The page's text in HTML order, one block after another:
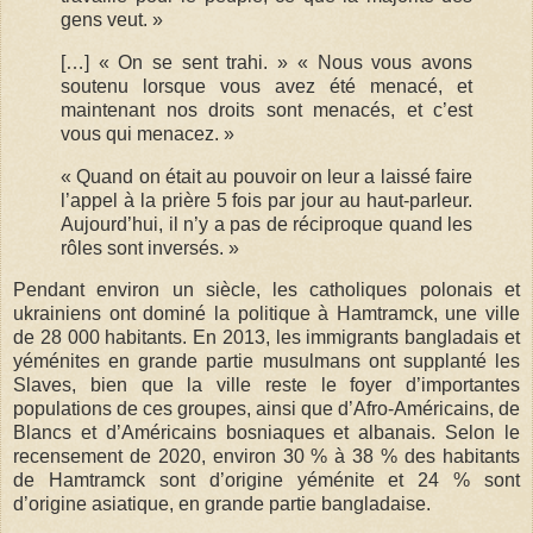
gens veut. »
[…] « On se sent trahi. » « Nous vous avons
soutenu lorsque vous avez été menacé, et
maintenant nos droits sont menacés, et c’est
vous qui menacez. »
« Quand on était au pouvoir on leur a laissé faire
l’appel à la prière 5 fois par jour au haut-parleur.
Aujourd’hui, il n’y a pas de réciproque quand les
rôles sont inversés. »
Pendant environ un siècle, les catholiques polonais et
ukrainiens ont dominé la politique à Hamtramck, une ville
de 28 000 habitants. En 2013, les immigrants bangladais et
yéménites en grande partie musulmans ont supplanté les
Slaves, bien que la ville reste le foyer d’importantes
populations de ces groupes, ainsi que d’Afro-Américains, de
Blancs et d’Américains bosniaques et albanais. Selon le
recensement de 2020, environ 30 % à 38 % des habitants
de Hamtramck sont d’origine yéménite et 24 % sont
d’origine asiatique, en grande partie bangladaise.